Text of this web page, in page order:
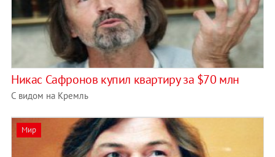
Никас Сафронов купил квартиру за $70 млн
С видом на Кремль
Мир